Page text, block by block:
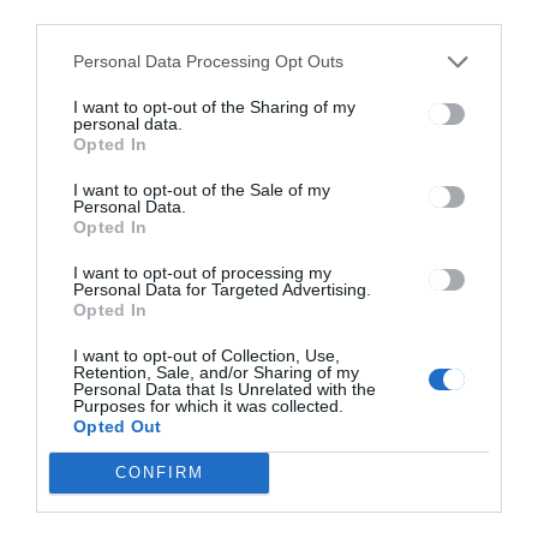
Personal Data Processing Opt Outs
I want to opt-out of the Sharing of my
personal data.
Opted In
I want to opt-out of the Sale of my
Personal Data.
Opted In
I want to opt-out of processing my
Personal Data for Targeted Advertising.
Opted In
I want to opt-out of Collection, Use,
Retention, Sale, and/or Sharing of my
Personal Data that Is Unrelated with the
Purposes for which it was collected.
Opted Out
CONFIRM
cukrászdát nyitott
Székelyudvarhelyen, ezúttal a
Románia első hivatalos DRK boltját
nyitotta meg Katona Lóránt a
Riversideban